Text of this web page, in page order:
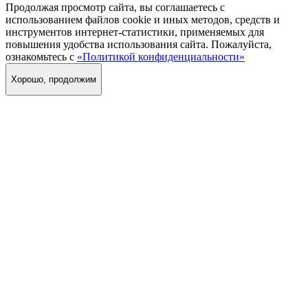
Продолжая просмотр сайта, вы соглашаетесь с
использованием файлов cookie и иных методов, средств и
инструментов интернет-статистики, применяемых для
повышения удобства использования сайта. Пожалуйста,
ознакомьтесь с «Политикой конфиденциальности»
Хорошо, продолжим